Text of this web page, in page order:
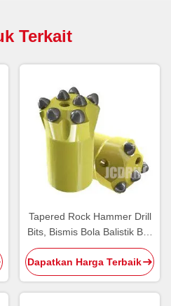
Terkait
Tapered Rock Hammer Drill
Bits, Bismis Bola Balistik Bits
7 Gelar
Dapatkan Harga Terbaik